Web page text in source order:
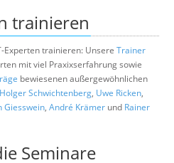
trainieren
Experten trainieren: Unsere Trainer
mit viel Praxixserfahrung sowie
bewiesenen außergewöhnlichen
Schwichtenberg, Uwe Ricken,
Giesswein, André Krämer und Rainer
Seminare